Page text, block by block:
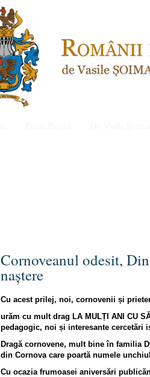
Cornoveanul odesit,
naștere
Cu acest prilej, noi, cornovenii și
urăm cu mult drag LA MULȚI ANI CU
pedagogic, noi și interesante cercetări
Dragă cornovene, mult bine în familia
din Cornova care poartă numele
Cu ocazia frumoasei aniversări